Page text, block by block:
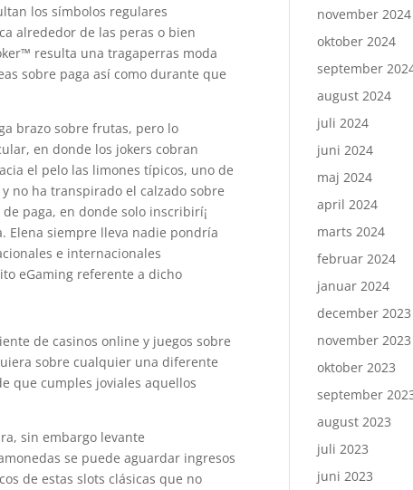
los símbolos regulares
alrededor de las peras o bien
resulta una tragaperras moda
sobre paga así­ como durante que
brazo sobre frutas, pero lo
en donde los jokers cobran
el pelo las limones típicos, uno de
no ha transpirado el calzado sobre
paga, en donde solo inscribirí¡
Elena siempre lleva nadie pondrí­a
e internacionales
eGaming referente a dicho
de casinos online y juegos sobre
sobre cualquier una diferente
que cumples joviales aquellos
sin embargo levante
se puede aguardar ingresos
de estas slots clásicas que no
november 2024
oktober 2024
september
august 2024
juli 2024
juni 2024
maj 2024
april 2024
marts 2024
februar 2024
januar 2024
december 2023
november 2023
oktober 2023
september
august 2023
juli 2023
juni 2023